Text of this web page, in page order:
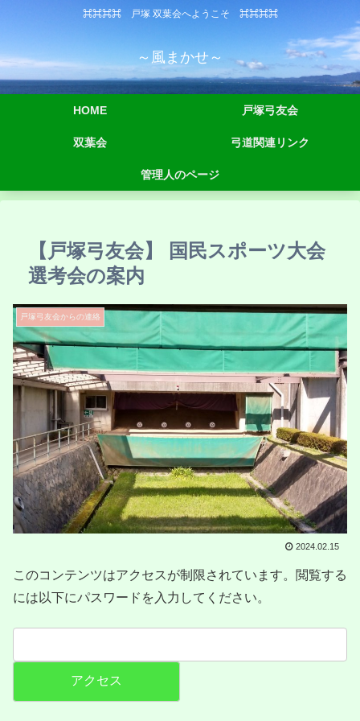
⌘⌘⌘⌘ 戸塚 双葉会へようこそ ⌘⌘⌘⌘
～風まかせ～
HOME 戸塚弓友会
双葉会 弓道関連リンク
管理人のページ
【戸塚弓友会】 国民スポーツ大会
選考会の案内
戸塚弓友会からの連絡
2024.02.15
このコンテンツはアクセスが制限されています。閲覧する
には以下にパスワードを入力してください。